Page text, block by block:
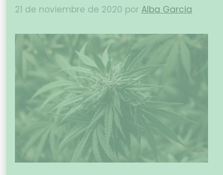
21 de noviembre de 2020 por Alba Garcia